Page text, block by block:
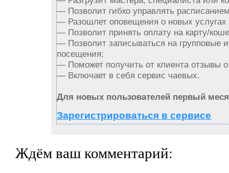
— Позволит гибко управлять
— Разошлет оповещения о новых услугах
— Позволит принять оплату на карту/
— Позволит записываться на групповые
посещения;
— Поможет получить от клиента отзывы
— Включает в себя сервис чаевых.
Для новых пользователей первый
Зарегистрироваться в сервисе
Ждём ваш комментарий: